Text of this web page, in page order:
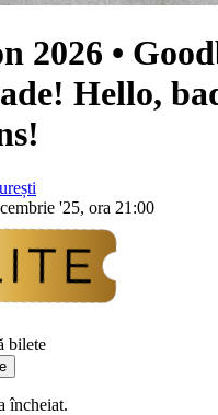
2026 •
Hello,
'25, ora 21:00
bilete
încheiat.